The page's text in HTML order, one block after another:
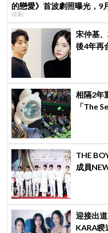
的戀愛》首波劇照曝光，9
韓劇
宋仲基
後4年再
相隔2年
「The
THE
成員
迎接出
KARA睽